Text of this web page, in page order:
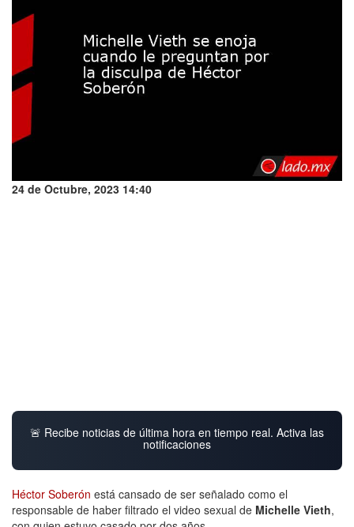
24 de Octubre, 2023 14:40
🚨 Recibe noticias de última hora en tiempo real. Activa las
notificaciones
Héctor Soberón está cansado de ser señalado como el
responsable de haber filtrado el video sexual de Michelle Vieth,